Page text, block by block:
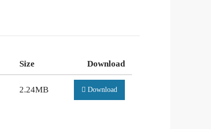
Size Download
2.24MB Download